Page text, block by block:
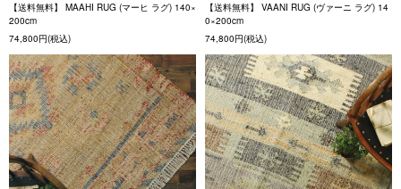
【送料無料】 MAAHI RUG (マーヒ ラグ) 140×
200cm
74,800円(税込)
【送料無料】 VAANI RUG (ヴァーニ ラグ) 14
0×200cm
74,800円(税込)